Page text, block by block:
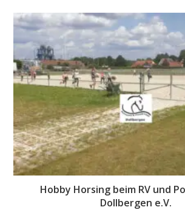
Hobby Horsing beim RV und
Dollbergen e.V.